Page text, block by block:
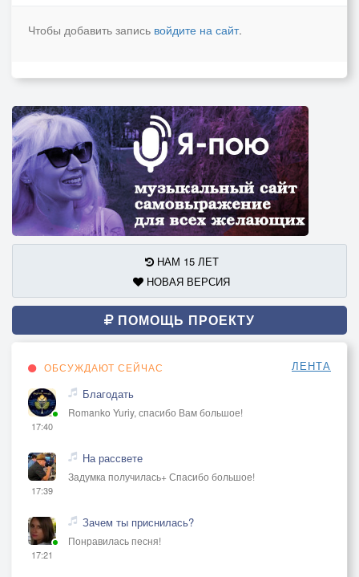
Чтобы добавить запись войдите на сайт.
НАМ 15 ЛЕТ
НОВАЯ ВЕРСИЯ
ПОМОЩЬ ПРОЕКТУ
ОБСУЖДАЮТ СЕЙЧАС ЛЕНТА
17:40
Благодать
Romanko Yuriy, спасибо Вам большое!
17:39
На рассвете
Задумка получилась+ Спасибо большое!
17:21
Зачем ты приснилась?
Понравилась песня!